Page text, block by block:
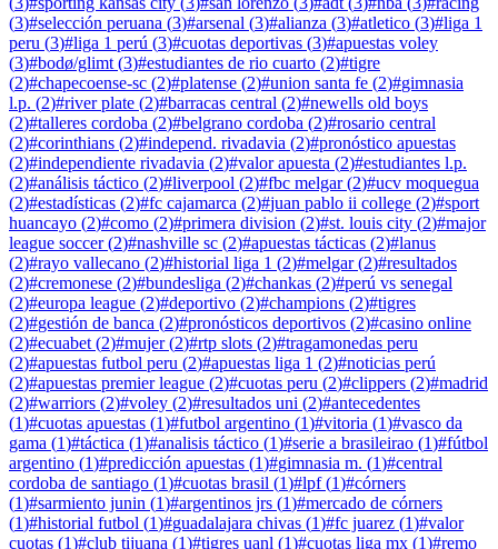
(3)#selección peruana (3)#arsenal (3)#alianza (3)#atletico (3)#liga 1
peru (3)#liga 1 perú (3)#cuotas deportivas (3)#apuestas voley
(3)#bodø/glimt (3)#estudiantes de rio cuarto (2)#tigre
(2)#chapecoense-sc (2)#platense (2)#union santa fe (2)#gimnasia
l.p. (2)#river plate (2)#barracas central (2)#newells old boys
(2)#talleres cordoba (2)#belgrano cordoba (2)#rosario central
(2)#corinthians (2)#independ. rivadavia (2)#pronóstico apuestas
(2)#independiente rivadavia (2)#valor apuesta (2)#estudiantes l.p.
(2)#análisis táctico (2)#liverpool (2)#fbc melgar(2)#ucv moquegua
(2)#estadísticas (2)#fc cajamarca (2)#juan pablo ii college (2)#sport
huancayo (2)#como (2)#primera division (2)#st. louis city (2)#major
league soccer(2)#nashville sc (2)#apuestas tácticas (2)#lanus
(2)#rayo vallecano (2)#historial liga 1 (2)#melgar(2)#resultados
(2)#cremonese (2)#bundesliga (2)#chankas (2)#perú vs senegal
(2)#europa league (2)#deportivo (2)#champions (2)#tigres
(2)#gestión de banca (2)#pronósticos deportivos (2)#casino online
(2)#ecuabet (2)#mujer(2)#rtp slots (2)#tragamonedas peru
(2)#apuestas futbol peru (2)#apuestas liga 1 (2)#noticias perú
(2)#apuestas premier league (2)#cuotas peru (2)#clippers (2)#madrid
(2)#warriors (2)#voley (2)#resultados uni (2)#antecedentes
(1)#cuotas apuestas (1)#futbol argentino (1)#vitoria (1)#vasco da
gama (1)#táctica (1)#analisis táctico (1)#serie a brasileirao (1)#fútbol
argentino (1)#predicción apuestas (1)#gimnasia m. (1)#central
cordoba de santiago (1)#cuotas brasil (1)#lpf(1)#córners
(1)#sarmiento junin (1)#argentinos jrs (1)#mercado de córners
(1)#historial futbol (1)#guadalajara chivas (1)#fc juarez (1)#valor
cuotas (1)#club tijuana (1)#tigres uanl (1)#cuotas liga mx (1)#remo